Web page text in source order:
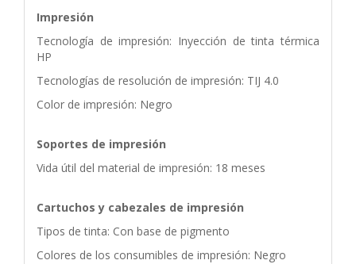
Impresión
Tecnología de impresión: Inyección de tinta térmica
HP
Tecnologías de resolución de impresión: TIJ 4.0
Color de impresión: Negro
Soportes de impresión
Vida útil del material de impresión: 18 meses
Cartuchos y cabezales de impresión
Tipos de tinta: Con base de pigmento
Colores de los consumibles de impresión: Negro